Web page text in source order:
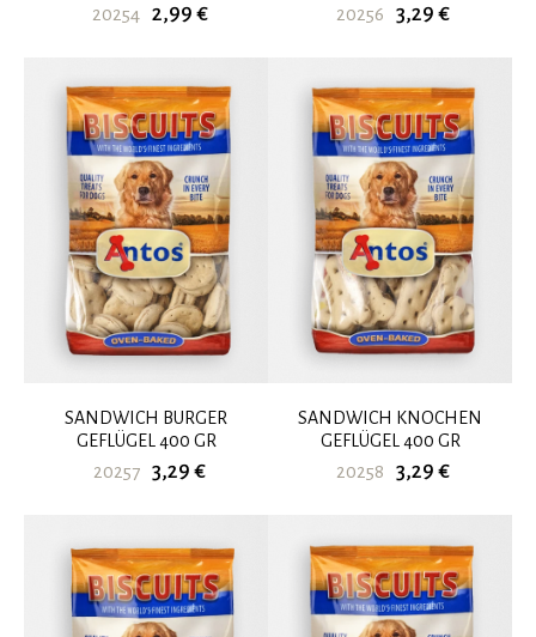
20254 2,99 € 20256 3,29 €
SANDWICH BURGER
GEFLÜGEL 400 GR
20257 3,29 €
SANDWICH KNOCHEN
GEFLÜGEL 400 GR
20258 3,29 €